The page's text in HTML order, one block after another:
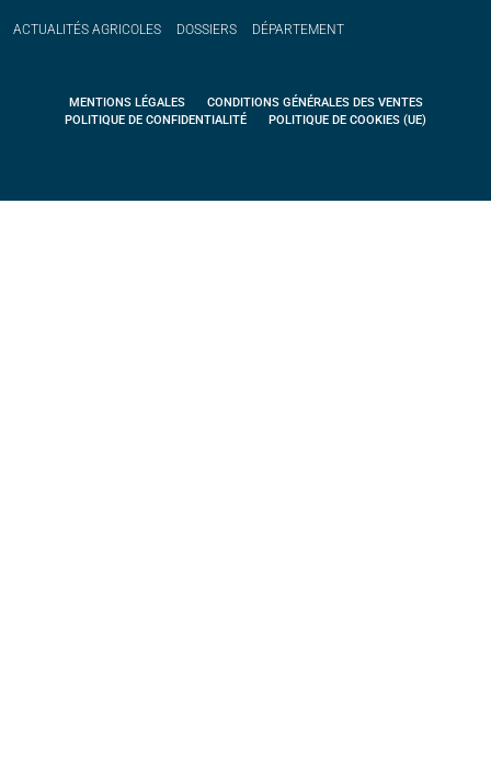
ACTUALITÉS AGRICOLES DOSSIERS DÉPARTEMENT
MENTIONS LÉGALES
CONDITIONS GÉNÉRALES DES VENTES
POLITIQUE DE CONFIDENTIALITÉ
POLITIQUE DE COOKIES (UE)